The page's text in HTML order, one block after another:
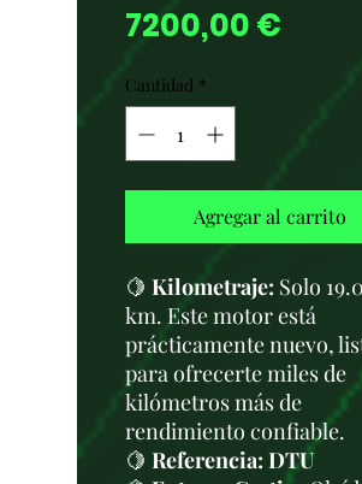
7200,00 €
Cantidad *
Agregar al carrito
🍋 Kilometraje: Solo
km. Este motor está
prácticamente nuevo,
para ofrecerte miles de
kilómetros más de
rendimiento confiable.
🍋 Referencia: DTU